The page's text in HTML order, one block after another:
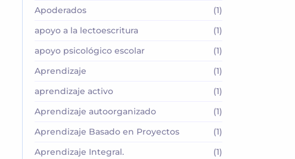
Apoderados
(1)
apoyo a la lectoescritura
(1)
apoyo psicológico escolar
(1)
Aprendizaje
(1)
aprendizaje activo
(1)
Aprendizaje autoorganizado
(1)
Aprendizaje Basado en Proyectos
(1)
Aprendizaje Integral.
(1)